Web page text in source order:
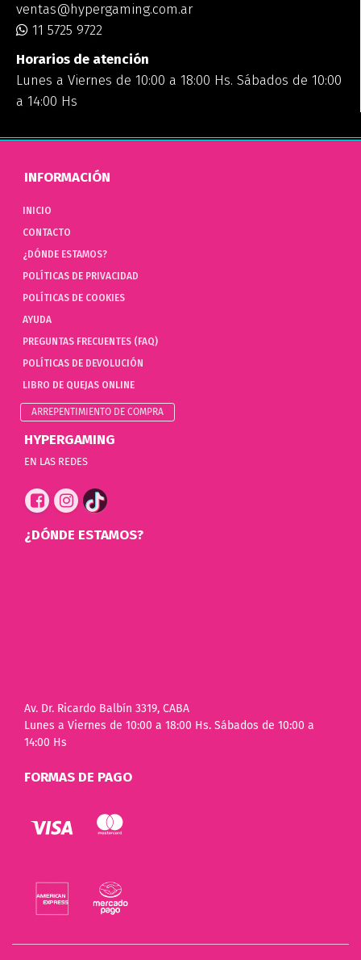
ventas@hypergaming.com.ar
11 5725 9722
Horarios de atención
Lunes a Viernes de 10:00 a 18:00 Hs. Sábados de 10:00
a 14:00 Hs
INFORMACIÓN
INICIO
CONTACTO
¿DÓNDE ESTAMOS?
POLÍTICAS DE PRIVACIDAD
POLÍTICAS DE COOKIES
AYUDA
PREGUNTAS FRECUENTES (FAQ)
POLÍTICAS DE DEVOLUCIÓN
LIBRO DE QUEJAS ONLINE
ARREPENTIMIENTO DE COMPRA
HYPERGAMING
EN LAS REDES
¿DÓNDE ESTAMOS?
Av. Dr. Ricardo Balbín 3319, CABA
Lunes a Viernes de 10:00 a 18:00 Hs. Sábados de 10:00 a
14:00 Hs
FORMAS DE PAGO